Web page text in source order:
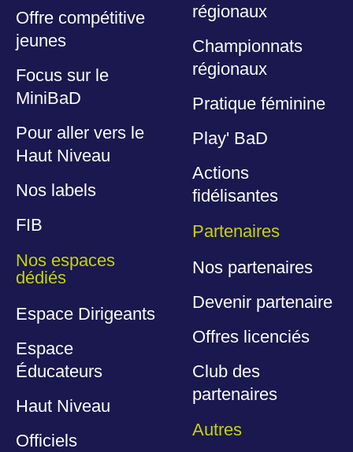
Offre compétitive
jeunes
Focus sur le
MiniBaD
Pour aller vers le
Haut Niveau
Nos labels
FIB
Nos espaces
dédiés
Espace Dirigeants
Espace
Éducateurs
Haut Niveau
Officiels
régionaux
Championnats
régionaux
Pratique féminine
Play' BaD
Actions
fidélisantes
Partenaires
Nos partenaires
Devenir partenaire
Offres licenciés
Club des
partenaires
Autres